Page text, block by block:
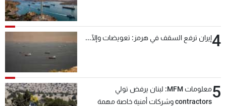
4إيران ترفع السقف في هرمز: تعويضات وإلّا...
5
معلومات MFM: لبنان يرفض تولي
contractors وشركات أمنية خاصة مهمة